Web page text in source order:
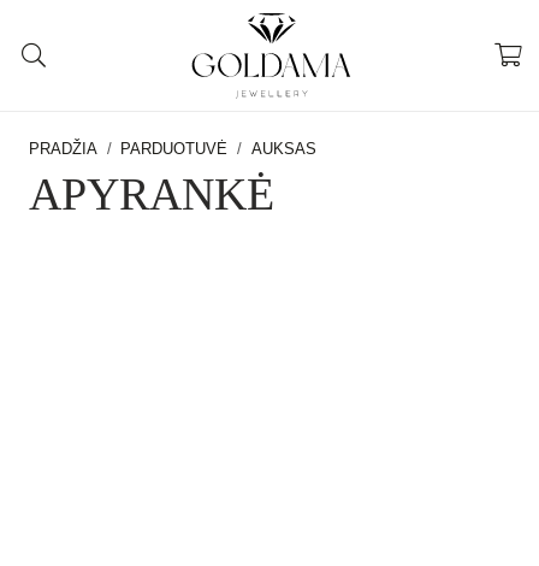
PRADŽIA / PARDUOTUVĖ / AUKSAS
APYRANKĖ